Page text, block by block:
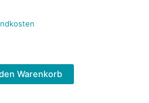
Warenkorb